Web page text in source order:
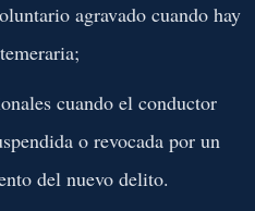
agravado cuando hay
cuando el conductor
o revocada por un
del nuevo delito.